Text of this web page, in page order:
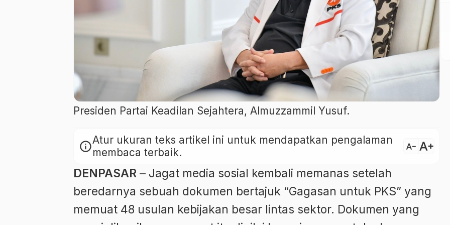
Presiden Partai Keadilan Sejahtera, Almuzzammil Yusuf.
infoAtur ukuran teks artikel ini untuk mendapatkan pengalaman
membaca terbaik.
text_decrease text_increase
DENPASAR – Jagat media sosial kembali memanas setelah
beredarnya sebuah dokumen bertajuk “Gagasan untuk PKS” yang
memuat 48 usulan kebijakan besar lintas sektor. Dokumen yang